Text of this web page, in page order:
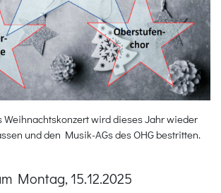
Weihnachtskonzert wird dieses Jahr wieder
und den Musik-AGs des OHG bestritten.
Montag, 15.12.2025